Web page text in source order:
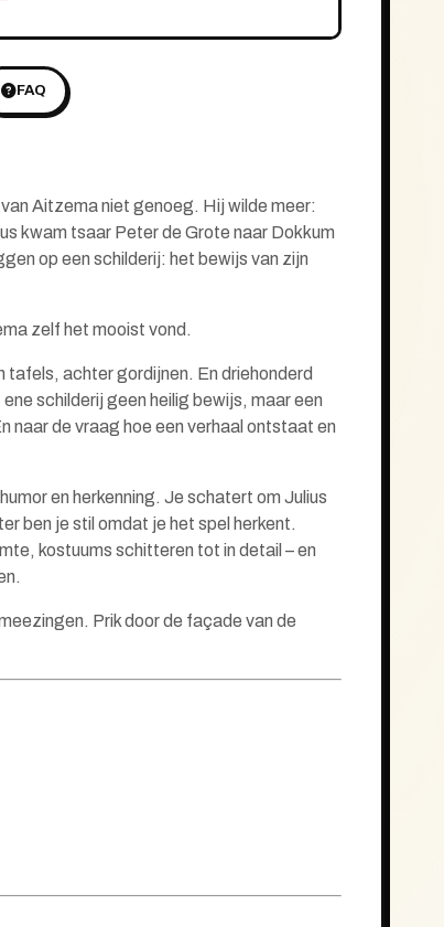
FAQ
Aitzema niet genoeg. Hij wilde meer:
kwam tsaar Peter de Grote naar Dokkum
op een schilderij: het bewijs van zijn
zelf het mooist vond.
achter gordijnen. En driehonderd
schilderij geen heilig bewijs, maar een
naar de vraag hoe een verhaal ontstaat en
en herkenning. Je schatert om Julius
ben je stil omdat je het spel herkent.
kostuums schitteren tot in detail – en
Prik door de façade van de